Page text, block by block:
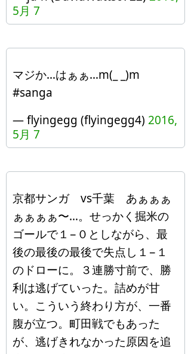
5月 7
マジか…はぁぁ…m(_ _)m
#sanga
— flyingegg (flyingegg4) 2016,
5月 7
京都サンガ vs千葉 あぁぁぁ
ぁぁぁぁ〜…。せっかく掘米の
ゴールで１−０としながら、最
後の最後の最後で失点し１−１
のドローに。３連勝寸前で、勝
利は逃げていった。詰めが甘
い。こういう終わり方が、一番
腹が立つ。町田戦でもあった
が、逃げきれなかった原因を追